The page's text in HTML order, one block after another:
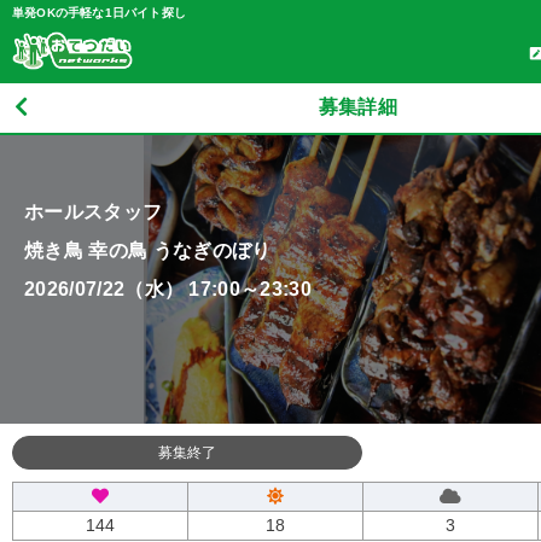
単発OKの手軽な1日バイト探し
募集詳細
ホールスタッフ
焼き鳥 幸の鳥 うなぎのぼり
2026/07/22（水） 17:00～23:30
募集終了
144 18 3